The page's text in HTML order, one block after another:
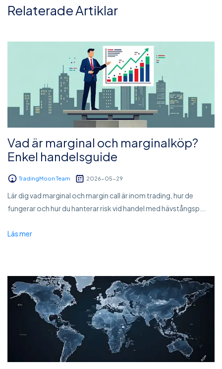
Relaterade Artiklar
Vad är marginal och marginalköp?
Enkel handelsguide
TradingMoon Team 2026-05-29
Lär dig vad marginal och margin call är inom trading, hur de
fungerar och hur du hanterar risk vid handel med hävstångsp...
Läs mer